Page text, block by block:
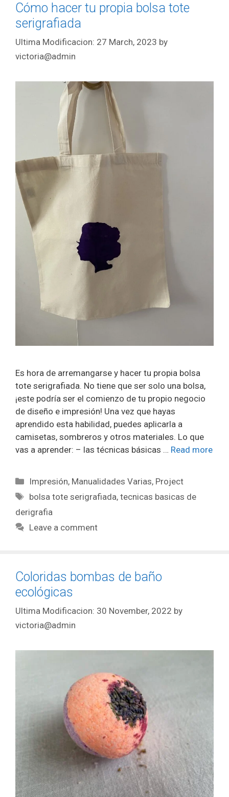
Cómo hacer tu propia bolsa tote
serigrafiada
27 March, 2023 by
victoria@admin
Es hora de arremangarse y hacer tu propia bolsa
tote serigrafiada. No tiene que ser solo una bolsa,
¡este podría ser el comienzo de tu propio negocio
de diseño e impresión! Una vez que hayas
aprendido esta habilidad, puedes aplicarla a
camisetas, sombreros y otros materiales. Lo que
vas a aprender: – las técnicas básicas … Read more
Impresión, Manualidades Varias, Project
bolsa tote serigrafiada,tecnicas basicas de
derigrafia
Leave a comment
Coloridas bombas de baño
ecológicas
30 November, 2022 by
victoria@admin